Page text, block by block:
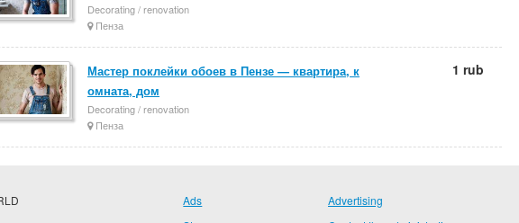
Decorating / renovation
Пенза
Мастер поклейки обоев в Пензе — квартира, к
омната, дом
Decorating / renovation
Пенза
1 rub
Ads
Advertising